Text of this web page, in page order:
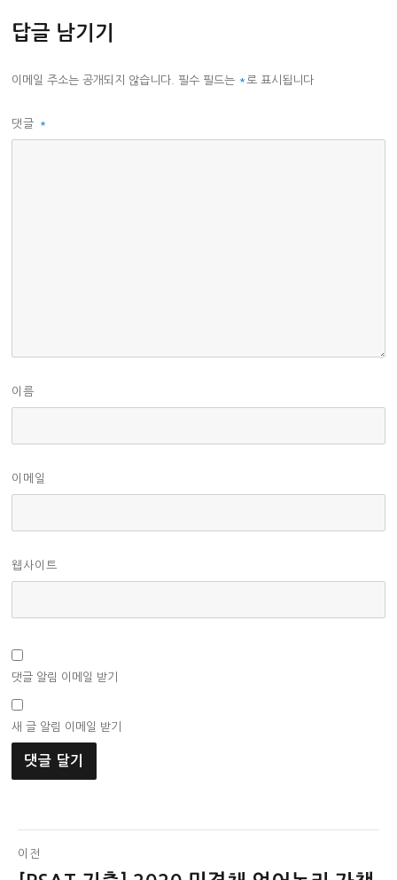
답글 남기기
이메일 주소는 공개되지 않습니다. 필수 필드는 * 로 표시됩니다
댓글 *
이름
이메일
웹사이트
댓글 알림 이메일 받기
새 글 알림 이메일 받기
글
이전